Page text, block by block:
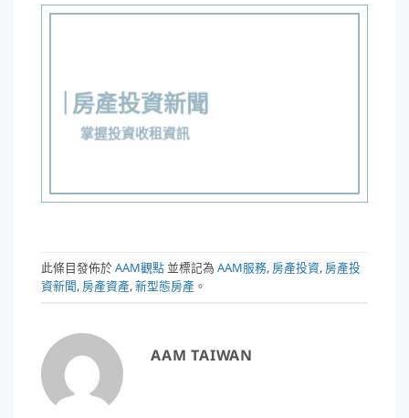
房產投資新聞
掌握投資收租資訊
此條目發佈於AAM觀點 並標記為 AAM服務, 房產投資, 房產投
資新聞, 房產資產,新型態房產 。
AAM TAIWAN